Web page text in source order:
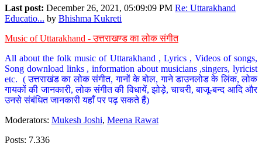
Last post: December 26, 2021, 05:09:09 PM Re: Uttarakhand
Educatio... by Bhishma Kukreti
Music of Uttarakhand - उत्तराखण्ड का लोक संगीत
All about the folk music of Uttarakhand , Lyrics , Videos of songs,
Song download links , information about musicians ,singers, lyricist
etc. ( उत्तराखंड का लोक संगीत, गानों के बोल, गाने डाउनलोड के लिंक, लोक
गायकों की जानकारी, लोक संगीत की विधायें, झोड़े, चाचरी, बाजू-बन्द आदि और
उनसे संबंधित जानकारी यहाँ पर पढ़ सकते हैं)
Moderators: Mukesh Joshi, Meena Rawat
Posts: 7,336